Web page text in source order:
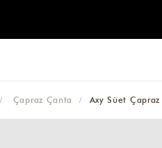
Çapraz Çanta Axy Süet